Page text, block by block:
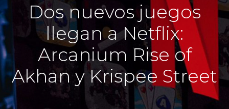
Dos nuevos juegos
llegan a Netflix:
Arcanium Rise of
Akhan y Krispee Street